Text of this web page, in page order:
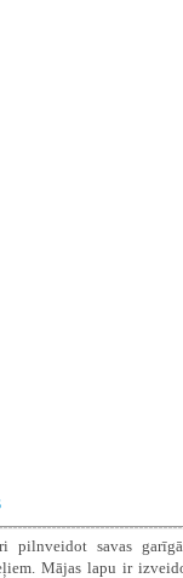
pilnveidot savas
Mājas lapu ir